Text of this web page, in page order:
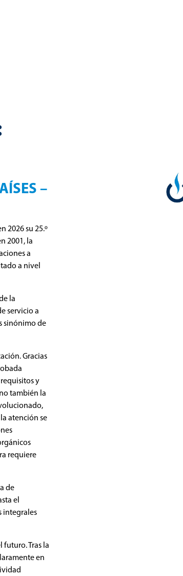
–
2026 su 25.º
2001, la
a
a nivel
la
servicio a
sinónimo de
Gracias
y
también la
atención se
requiere
de
el
integrales
futuro. Tras la
en